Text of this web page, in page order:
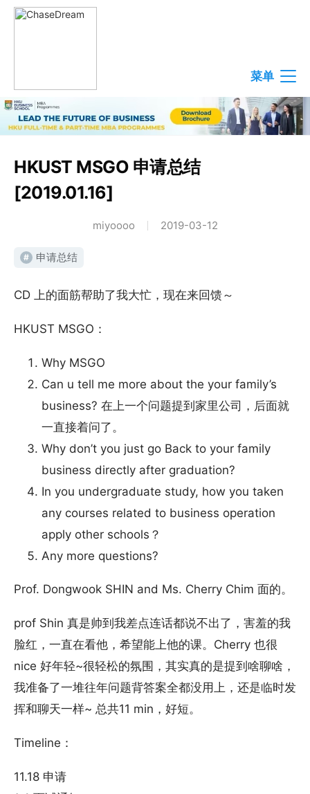
菜单
HKUST MSGO 申请总结
[2019.01.16]
miyoooo 2019-03-12
# 申请总结
CD 上的面筋帮助了我大忙，现在来回馈～
HKUST MSGO：
Why MSGO
Can u tell me more about the your family’s
business? 在上一个问题提到家里公司，后面就
一直接着问了。
Why don’t you just go Back to your family
business directly after graduation?
In you undergraduate study, how you taken
any courses related to business operation
apply other schools？
Any more questions?
Prof. Dongwook SHIN and Ms. Cherry Chim 面的。
prof Shin 真是帅到我差点连话都说不出了，害羞的我
脸红，一直在看他，希望能上他的课。Cherry 也很
nice 好年轻~很轻松的氛围，其实真的是提到啥聊啥，
我准备了一堆往年问题背答案全都没用上，还是临时发
挥和聊天一样~ 总共11 min，好短。
Timeline：
11.18 申请